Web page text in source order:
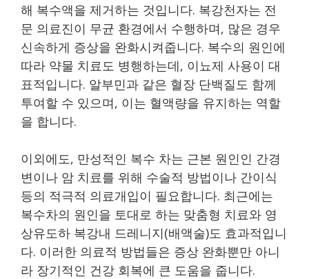
해 복수액을 제거하는 것입니다. 복강천자는 전
문 의료진이 무균 환경에서 수행하며, 많은 경우
신속하게 증상을 완화시켜줍니다. 복수의 원인에
따라 약물 치료도 병행하는데, 이뇨제 사용이 대
표적입니다. 알부민과 같은 혈장 단백질도 함께
투여할 수 있으며, 이는 혈액량을 유지하는 역할
을 합니다.
이외에도, 만성적인 복수 차는 근본 원인인 간경
변이나 암 치료를 위해 수술적 방법이나 간이식
등의 적극적 의료개입이 필요합니다. 최근에는
복수차의 원인을 토대로 하는 맞춤형 치료와 영
상유도하 복강내 드레니지(배액술)도 효과적입니
다. 이러한 의료적 방법들은 증상 완화뿐만 아니
라 장기적인 건강 회복에 큰 도움을 줍니다.